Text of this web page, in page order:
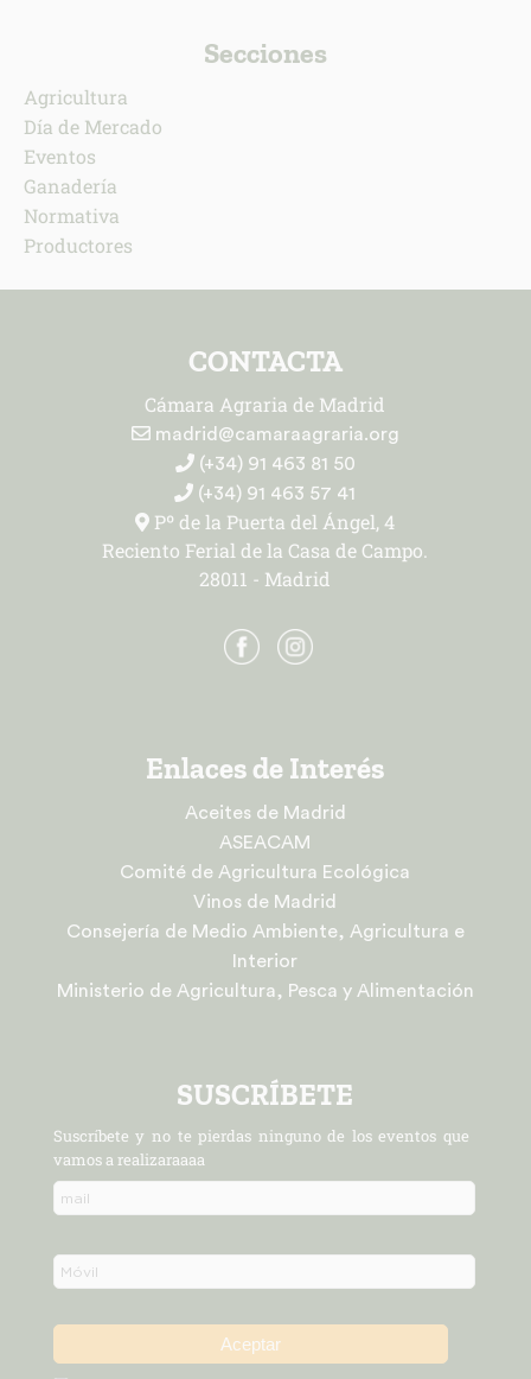
Secciones
Agricultura
Día de Mercado
Eventos
Ganadería
Normativa
Productores
CONTACTA
Cámara Agraria de Madrid
madrid@camaraagraria.org
(+34) 91 463 81 50
(+34) 91 463 57 41
Pº de la Puerta del Ángel, 4
Reciento Ferial de la Casa de Campo.
28011 - Madrid
Enlaces de Interés
Aceites de Madrid
ASEACAM
Comité de Agricultura Ecológica
Vinos de Madrid
Consejería de Medio Ambiente, Agricultura e
Interior
Ministerio de Agricultura, Pesca y Alimentación
SUSCRÍBETE
Suscríbete y no te pierdas ninguno de los eventos que
vamos a realizaraaaa